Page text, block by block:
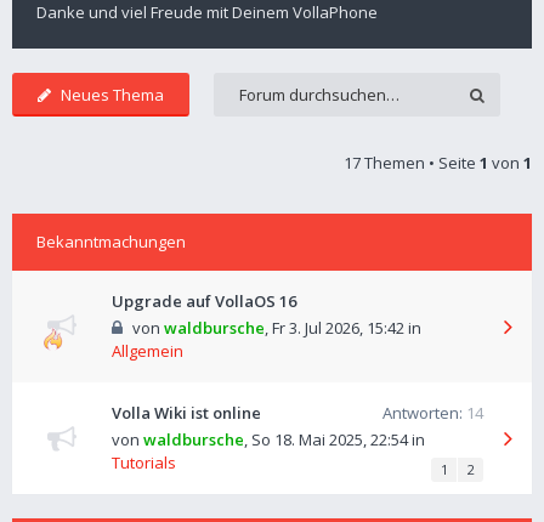
Danke und viel Freude mit Deinem VollaPhone
Neues Thema
17 Themen • Seite 1 von 1
Bekanntmachungen
Upgrade auf VollaOS 16
von waldbursche,Fr 3. Jul 2026, 15:42in
Allgemein
Volla Wiki ist online Antworten: 14
von waldbursche, So 18. Mai 2025, 22:54in
Tutorials
1 2